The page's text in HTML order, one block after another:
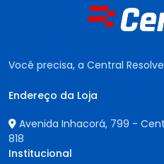
Você precisa, a Central Resolve
Endereço da Loja
Avenida Inhacorá, 799 -
818
Institucional